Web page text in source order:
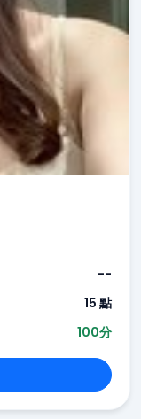
--
15 點
100分